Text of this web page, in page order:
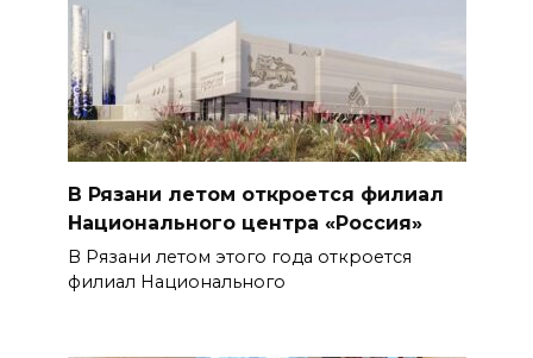
В Рязани летом откроется филиал
Национального центра «Россия»
В Рязани летом этого года откроется
филиал Национального